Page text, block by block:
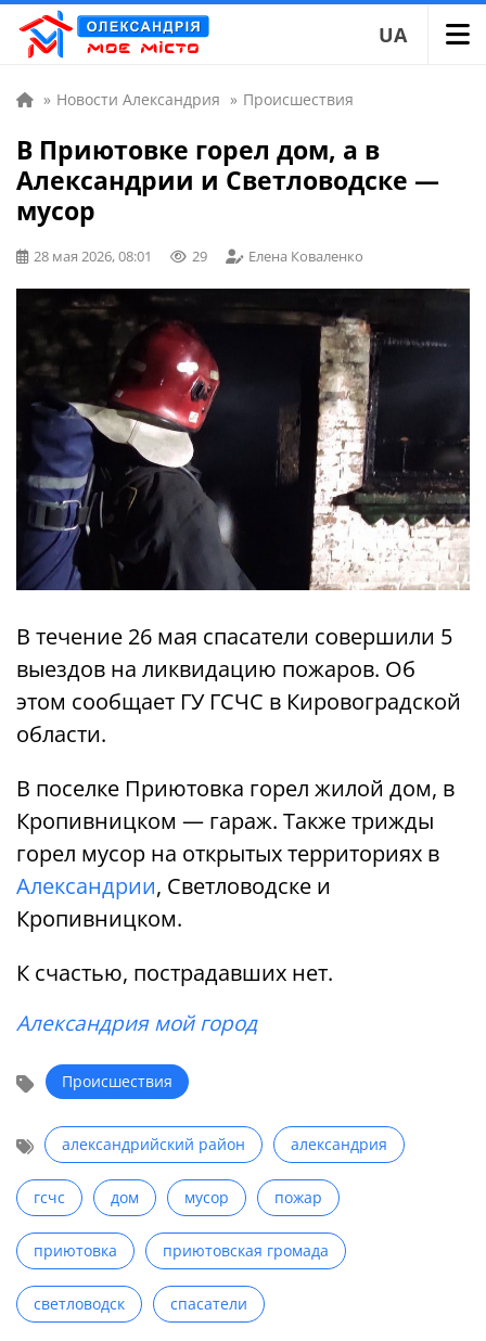
UA
» Новости Александрия » Происшествия
В Приютовке горел дом, а в
Александрии и Светловодске —
мусор
28 мая 2026, 08:01 29 Елена Коваленко
В течение 26 мая спасатели совершили 5
выездов на ликвидацию пожаров. Об
этом сообщает ГУ ГСЧС в Кировоградской
области.
В поселке Приютовка горел жилой дом, в
Кропивницком — гараж. Также трижды
горел мусор на открытых территориях в
Александрии, Светловодске и
Кропивницком.
К счастью, пострадавших нет.
Александрия мой город
Происшествия
александрийский район александрия
гсчс дом мусор пожар
приютовка приютовская громада
светловодск спасатели